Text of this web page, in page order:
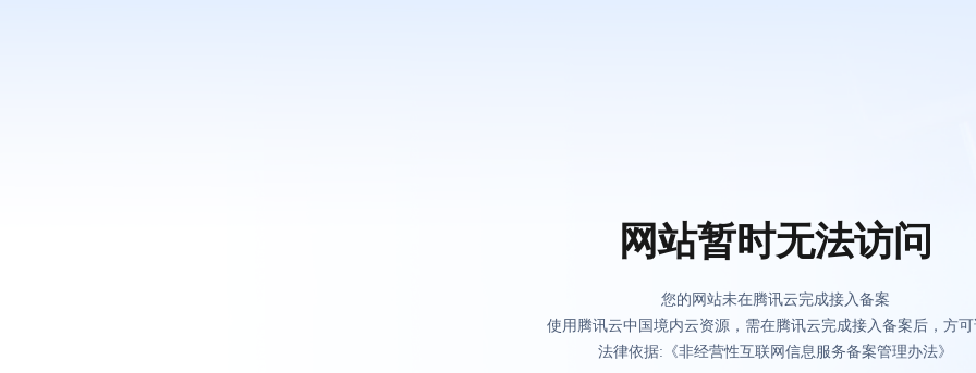
网站暂时无法访问
您的网站未在腾讯云完成接入备案
使用腾讯云中国境内云资源，需在腾讯云完成接入备案后，方
法律依据:《非经营性互联网信息服务备案管理办法》